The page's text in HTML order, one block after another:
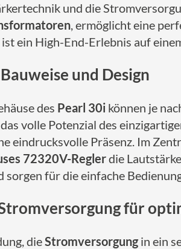
und die
, ermöglicht eine
ein High-End-Erlebnis auf
und Design
des Pearl 30i können je
volle Potenzial des
eindrucksvolle Präsenz. Im
72320V-Reglerdie
sorgen für die einfache
für
dieStromversorgungin ein